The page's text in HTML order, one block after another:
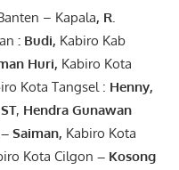
– Kapala, R.
: Budi, Kabiro Kab
Huri, Kabiro Kota
Kota Tangsel : Henny,
, Hendra Gunawan
– Saiman, Kabiro Kota
Kota Cilgon – Kosong